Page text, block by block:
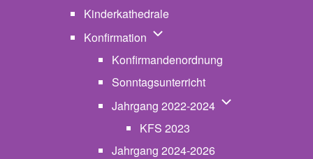
Kinderkathedrale
Konfirmation Unternavigation von
Konfirmandenordnung
Sonntagsunterricht
Jahrgang 2022-2024 Unternavigation
KFS 2023
Jahrgang 2024-2026